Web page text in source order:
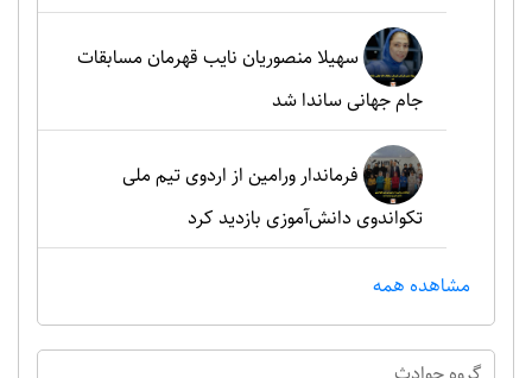
سهیلا منصوریان نایب قهرمان مسابقات
جام جهانی ساندا شد
فرماندار ورامین از اردوی تیم ملی
تکواندوی دانش‌آموزی بازدید کرد
مشاهده همه